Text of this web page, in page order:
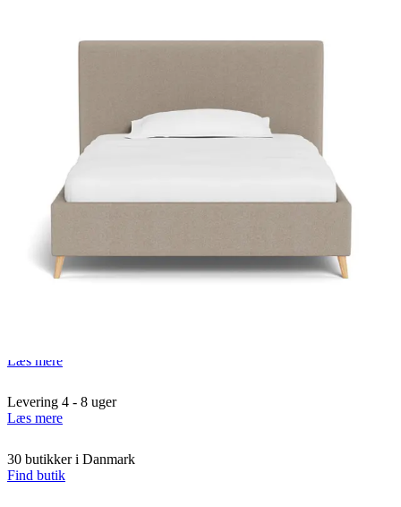
Elevation
Nexus Frame36 Comfort I - en elegant dobbeltseng med elektrisk
justerbar komfort, der giver en forbedret søvnoplevelse. Fås i et
moderne design i mange farver og tekstiler. Madrassen har et
140x200cm
46.696,-
Læs mere
Levering 4 - 8 uger
Læs mere
30 butikker i Danmark
Find butik